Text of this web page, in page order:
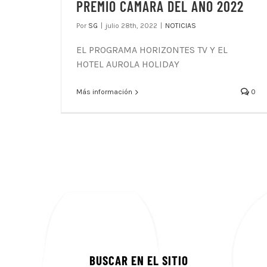
PREMIO CAMARA DEL AÑO 2022
Por SG julio 28th, 2022 NOTICIAS
EL PROGRAMA HORIZONTES TV Y EL
HOTEL AUROLA HOLIDAY
Más información 0
BUSCAR EN EL SITIO